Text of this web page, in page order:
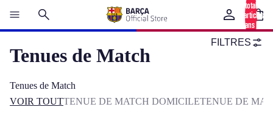
total
d’articles
dans le
Tenues de Match
Tenues de Match
FILTRES
VOIR TOUTTENUE DE MATCH DOMICILETENUE DE